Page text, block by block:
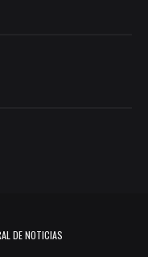
DE NOTICIAS